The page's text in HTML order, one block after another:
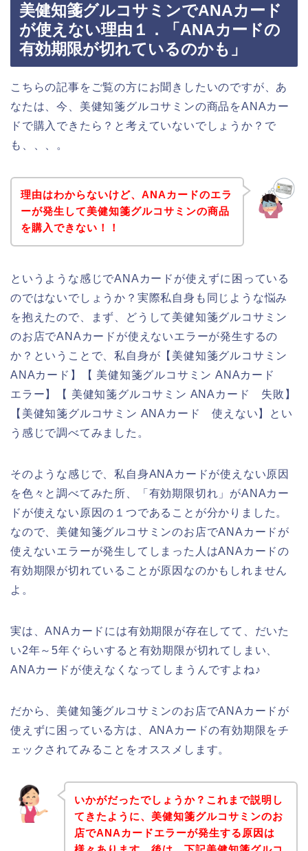
美健知箋グルコサミンでANAカード
が使えない理由１．「ANAカードの
有効期限が切れているのかも」
こちらの記事をご覧の方にお聞きしたいのですが、あ
なたは、今、美健知箋グルコサミンの商品をANAカー
ドで購入できたら？と考えていないでしょうか？で
も、、、。
理由はわからないけど、ANAカードのエラ
ーが発生して美健知箋グルコサミンの商品
を購入できない！！
というような感じでANAカードが使えずに困っている
のではないでしょうか？実際私自身も同じような悩み
を抱えたので、まず、どうして美健知箋グルコサミン
のお店でANAカードが使えないエラーが発生するの
か？ということで、私自身が【美健知箋グルコサミン
ANAカード】【 美健知箋グルコサミン ANAカード
エラー】【 美健知箋グルコサミン ANAカード 失敗】
【美健知箋グルコサミン ANAカード 使えない】とい
う感じで調べてみました。
そのような感じで、私自身ANAカードが使えない原因
を色々と調べてみた所、「有効期限切れ」がANAカー
ドが使えない原因の１つであることが分かりました。
なので、美健知箋グルコサミンのお店でANAカードが
使えないエラーが発生してしまった人はANAカードの
有効期限が切れていることが原因なのかもしれません
よ。
実は、ANAカードには有効期限が存在してて、だいた
い2年～5年ぐらいすると有効期限が切れてしまい、
ANAカードが使えなくなってしまうんですよね♪
だから、美健知箋グルコサミンのお店でANAカードが
使えずに困っている方は、ANAカードの有効期限をチ
ェックされてみることをオススメします。
いかがだったでしょうか？これまで説明し
てきたように、美健知箋グルコサミンのお
店でANAカードエラーが発生する原因は